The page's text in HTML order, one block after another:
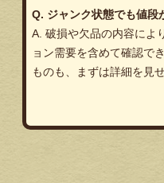
Q. ジャンク状態でも値段
A. 破損や欠品の内容によ
ョン需要を含めて確認で
ものも、まずは詳細を見